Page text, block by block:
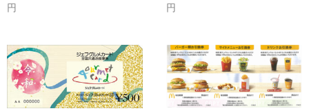
【販売】切手・レターパック 等
【販売】図書カード・クオカード
円
円